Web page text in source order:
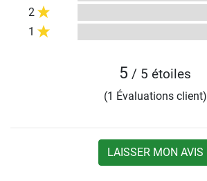
2
1
5 / 5 étoiles
(1 Évaluations client)
LAISSER MON AVIS